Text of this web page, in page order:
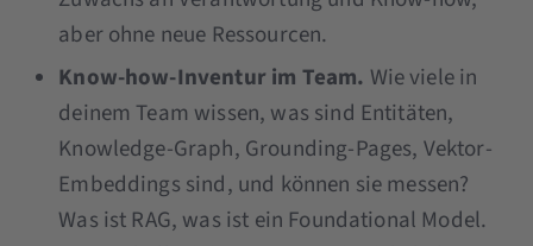
aber ohne neue Ressourcen.
Know-how-Inventur im Team. Wie viele in
deinem Team wissen, was sind Entitäten,
Knowledge-Graph, Grounding-Pages, Vektor-
Embeddings sind, und können sie messen?
Was ist RAG, was ist ein Foundational Model.